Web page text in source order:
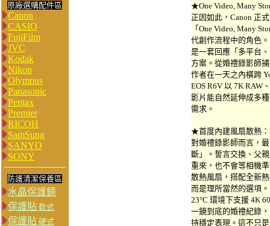
原廠選購配件區
Canon
CASIO
FujiFilm
JVC
Kodak
Nikon
Olympus
Panasonic
Pentax
Premier
RICOH
SamSung
SANYO
SONY
防護清潔保養區
水晶保護鏡
保護貼 軟式
保護貼 硬式
★One Video, Many
正因如此，Canon 正
「One Video, Many
代創作流程中的角色
是一套回應「多平台
方案。從婚禮錄影師
作者在一天之內橫跨
EOS R6V 以 7K RAW
影片能自然延伸成多
需求。
★首度內建風扇散熱
對婚禮錄影師而言，
斷」。誓言交換、父
重來，也不會等相機
散熱風扇，搭配全新
而是理所當然的選項
23°C 環境下支援 4K
一鏡到底的婚禮紀錄
持穩定表現。這不只